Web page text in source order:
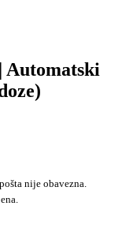
Automatski
nije obavezna.